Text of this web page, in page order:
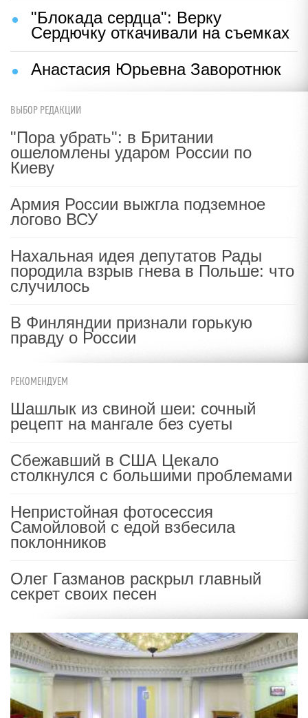
"Блокада сердца": Верку
Сердючку откачивали на съемках
Анастасия Юрьевна Заворотнюк
ВЫБОР РЕДАКЦИИ
"Пора убрать": в Британии
ошеломлены ударом России по
Киеву
Армия России выжгла подземное
логово ВСУ
Нахальная идея депутатов Рады
породила взрыв гнева в Польше: что
случилось
В Финляндии признали горькую
правду о России
РЕКОМЕНДУЕМ
Шашлык из свиной шеи: сочный
рецепт на мангале без суеты
Сбежавший в США Цекало
столкнулся с большими проблемами
Непристойная фотосессия
Самойловой с едой взбесила
поклонников
Олег Газманов раскрыл главный
секрет своих песен